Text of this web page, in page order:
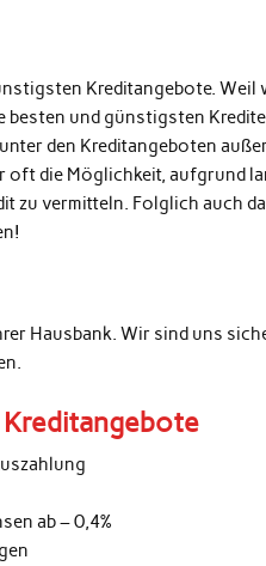
Kreditangebote.
und günstigsten
den Kreditangeboten
die Möglichkeit, aufgrund
zu vermitteln. Folglich auch
Hausbank. Wir sind uns
ab – 0,4%